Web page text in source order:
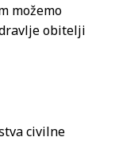
možemo
obitelji
civilne